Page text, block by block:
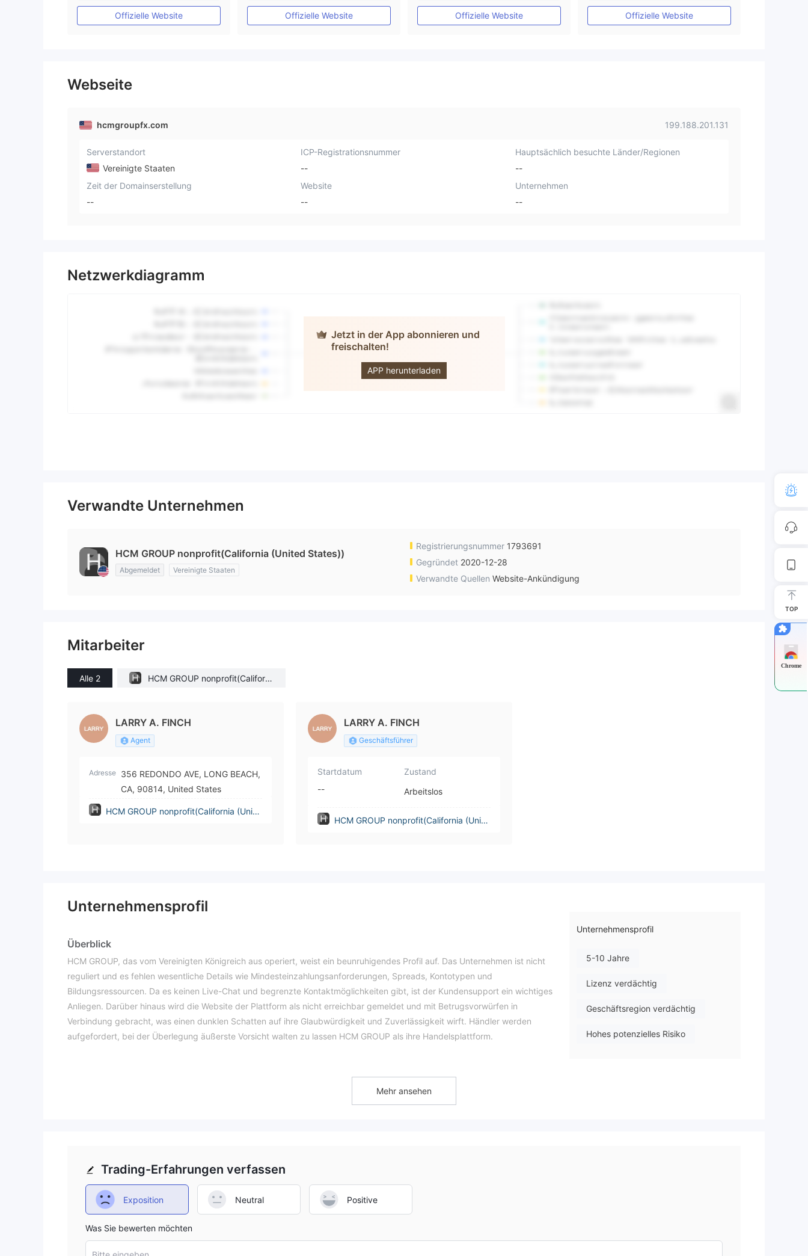
MT4-Volllizenz
Offizielle Website
MT4-Volllizenz
Offizielle Website
MT4-Volllizenz
Offizielle Website
MT4-Volllizenz
Offizielle Website
Webseite
hcmgroupfx.com 199.188.201.131
Serverstandort
Vereinigte Staaten
ICP-Registrationsnummer
--
Hauptsächlich besuchte Länder/Regionen
--
Zeit der Domainserstellung
--
Website
--
Unternehmen
--
Netzwerkdiagramm
Jetzt in der App abonnieren und
freischalten!
APP herunterladen
HCM GROUP
Verwandte Unternehmen
HCM GROUP nonprofit(California (United States))
Abgemeldet Vereinigte Staaten
Registrierungsnummer 1793691
Gegründet 2020-12-28
Verwandte Quellen Website-Ankündigung
Mitarbeiter
Alle 2
HCM GROUP nonprofit(Californi
LARRY A. FINCH
Agent
Adresse 356 REDONDO AVE, LONG BEACH,
CA, 90814, United States
HCM GROUP nonprofit(California (Unite
LARRY A. FINCH
Geschäftsführer
Startdatum
--
Zustand
Arbeitslos
HCM GROUP nonprofit(California (Unite
Unternehmensprofil
Überblick
HCM GROUP, das vom Vereinigten Königreich aus operiert, weist ein beunruhigendes Profil auf. Das Unternehmen ist nicht
reguliert und es fehlen wesentliche Details wie Mindesteinzahlungsanforderungen, Spreads, Kontotypen und
Bildungsressourcen. Da es keinen Live-Chat und begrenzte Kontaktmöglichkeiten gibt, ist der Kundensupport ein wichtiges
Anliegen. Darüber hinaus wird die Website der Plattform als nicht erreichbar gemeldet und mit Betrugsvorwürfen in
Verbindung gebracht, was einen dunklen Schatten auf ihre Glaubwürdigkeit und Zuverlässigkeit wirft. Händler werden
aufgefordert, bei der Überlegung äußerste Vorsicht walten zu lassen HCM GROUP als ihre Handelsplattform.
HCM GROUPhat als Makler mit einer geklonten Lizenz gearbeitet, was einen schwerwiegenden Verstoß gegen rechtliche
umgehend beheben, um seine Glaubwürdigkeit zu wahren und sich an die Regeln und Vorschriften des Finanzsektors zu
halten.
Vor-und Nachteile
HCM GROUPweist eine Mischung aus potenziellen Vorteilen und erheblichen Nachteilen auf. Positiv ist, dass die Plattform
ein vielfältiges Angebot an Marktinstrumenten, eine große Auswahl an handelbaren Vermögenswerten, Optionen mit hoher
Unternehmensprofil
5-10 Jahre
Lizenz verdächtig
Geschäftsregion verdächtig
Hohes potenzielles Risiko
Mehr ansehen
Trading-Erfahrungen verfassen
Exposition Neutral Positive
Was Sie bewerten möchten
TOP
Chrome